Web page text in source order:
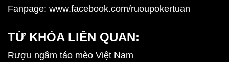
Fanpage: www.facebook.com/ruoupokertuan
TỪ KHÓA LIÊN QUAN:
Rượu ngâm táo mèo Việt Nam